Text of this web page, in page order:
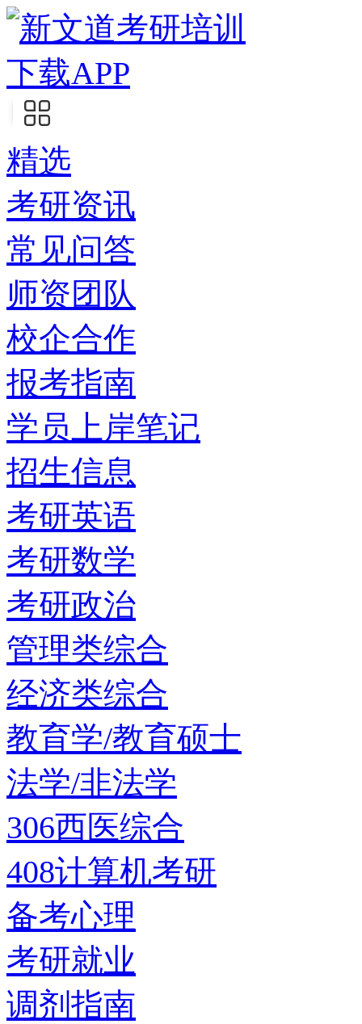
下载APP
精选
考研资讯
常见问答
师资团队
校企合作
报考指南
学员上岸笔记
招生信息
考研英语
考研数学
考研政治
管理类综合
经济类综合
教育学/教育硕士
法学/非法学
306西医综合
408计算机考研
备考心理
考研就业
调剂指南